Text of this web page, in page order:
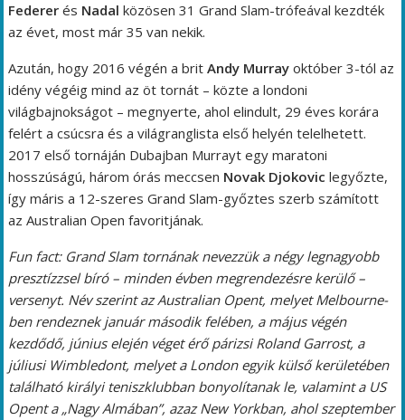
Federer és Nadal közösen 31 Grand Slam-trófeával kezdték
az évet, most már 35 van nekik.
Azután, hogy 2016 végén a britAndy Murray október 3-tól az
idény végéig mind az öt tornát – közte a londoni
világbajnokságot – megnyerte, ahol elindult, 29 éves korára
felért a csúcsra és a világranglista első helyén telelhetett.
2017 első tornáján Dubajban Murrayt egy maratoni
hosszúságú, három órás meccsen Novak Djokovic legyőzte,
így máris a 12-szeres Grand Slam-győztes szerb számított
az Australian Open favoritjának.
Fun fact: Grand Slam tornának nevezzük a négy legnagyobb
presztízzsel bíró – minden évben megrendezésre kerülő –
versenyt. Név szerint az Australian Opent, melyet Melbourne-
ben rendeznek január második felében, a május végén
kezdődő, június elején véget érő párizsi Roland Garrost, a
júliusi Wimbledont, melyet a London egyik külső kerületében
található királyi teniszklubban bonyolítanak le, valamint a US
Opent a „Nagy Almában”, azaz New Yorkban, ahol szeptember